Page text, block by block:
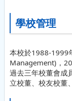
學校管理
本校於1988-1999
Management)，
過去三年校董會成
立校董、校友校董